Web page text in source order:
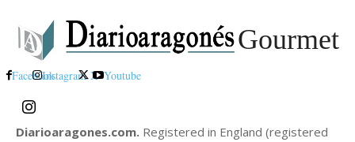
Gourmet
FacebookInstagram X Youtube
Diarioaragones.com. Registered in England (registered